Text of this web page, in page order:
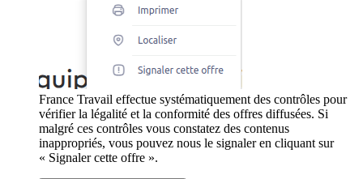
France Travail effectue systématiquement des contrôles pour
vérifier la légalité et la conformité des offres diffusées. Si
malgré ces contrôles vous constatez des contenus
inappropriés, vous pouvez nous le signaler en cliquant sur
« Signaler cette offre ».